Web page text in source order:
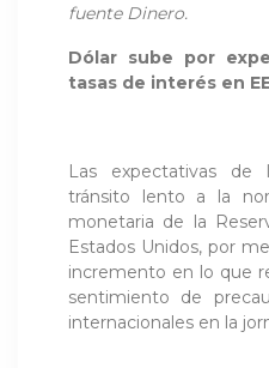
fuente Dinero.
Dólar sube por
tasas de interés en
Las expectativas de
tránsito lento a la
monetaria de la
Estados Unidos, por
incremento en lo que
sentimiento de
internacionales en la